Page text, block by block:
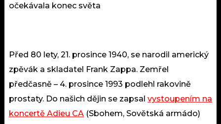
očekávala konec světa
Před 80 lety, 21. prosince 1940, se narodil americký
zpěvák a skladatel Frank Zappa. Zemřel
předčasně – 4. prosince 1993 podlehl rakovině
prostaty. Do našich dějin se zapsal vystoupením na
koncertě Adieu CA (Sbohem, Sovětská armádo)